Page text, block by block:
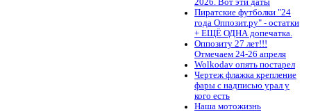
2026. Вот эти даты
Пиратские футболки "24
года Оппозит.ру" - остатки
+ ЕЩЁ ОДНА допечатка.
Оппозиту 27 лет!!!
Отмечаем 24-26 апреля
Wolkodav опять постарел
Чертеж флажка крепление
фары с надписью урал у
кого есть
Наша мотожизнь